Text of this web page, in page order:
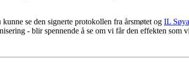
se den signerte protokollen fra årsmøtet og IL
- blir spennende å se om vi får den effekten som